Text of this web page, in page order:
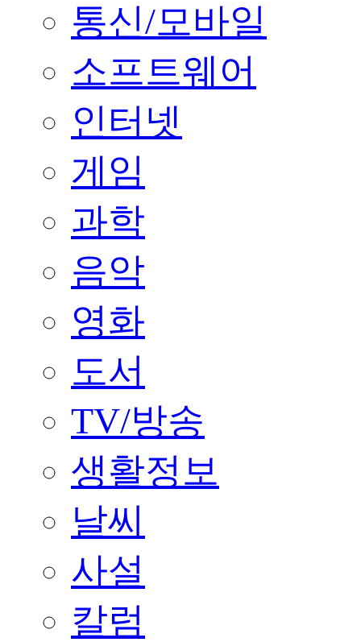
통신/모바일
소프트웨어
인터넷
게임
과학
음악
영화
도서
TV/방송
생활정보
날씨
사설
칼럼